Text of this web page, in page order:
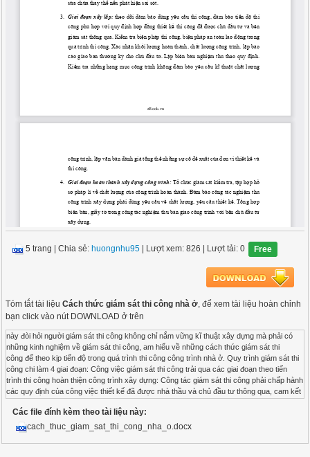
5 trang |Chia sẻ: huongnhu95 | Lượt xem: 826 | Lượt tải: 0 Free
Tóm tắt tài liệuCách thức giám sát thi công nhà ở, để xem tài liệu hoàn chỉnh
bạn click vào nút DOWNLOAD ở trên
này đòi hỏi người giám sát thi công không chỉ nắm vững kĩ thuật xây dựng mà phải có
những kinh nghiệm về giám sát thi công, am hiểu về những cách thức giám sát thi
công để theo kịp tiến độ trong quá trình thi công công trình nhà ở. Quy trình giám sát thi
công chi làm 4 giai đoạn: Công việc giám sát thi công trải qua các giai đoạn theo tiến
trình thi công hoàn thiện công trình xây dựng: Công tác giám sát thi công phải chấp hành
các quy định của công việc thiết kế đã được nhà thầu và chủ đầu tư thông qua, cam kết
công phải có trách nhiệm kiểm tra các điều kiện ban đầu cho quá trình thi công. Kiểm tra
về nguồn nguyên liệu cung ứng, thiết bị máy móc tiêu chuẩn, kiểm định chất lượng đầu
vào, có kế hoạch yêu cầu sửa chửa thay thế nếu phát hiện sai sót. Giai đoạn xây
lắp: theo dõi đảm bảo đúng yêu cầu thi công, đảm bảo tiến độ thi công phù hợp với quy
Các file đính kèm theo tài liệu này:
cach_thuc_giam_sat_thi_cong_nha_o.docx